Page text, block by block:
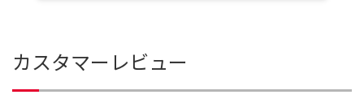
カスタマーレビュー